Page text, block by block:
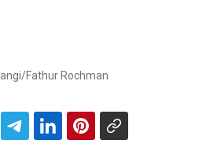
Fathur Rochman